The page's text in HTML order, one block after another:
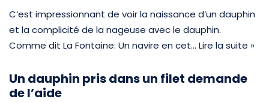
C’est impressionnant de voir la naissance d’un dauphin
et la complicité de la nageuse avec le dauphin.
Comme dit La Fontaine: Un navire en cet… Lire la suite »
Un dauphin pris dans un filet demande
de l’aide